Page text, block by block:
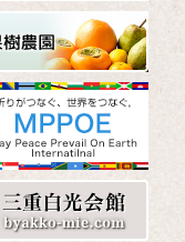
楽天 Yahoo!
楽天 Yahoo!